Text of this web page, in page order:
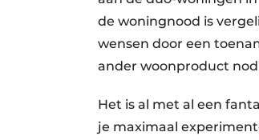
de woningnood is
wensen door een
ander woonproduct
Het is al met al een
je maximaal